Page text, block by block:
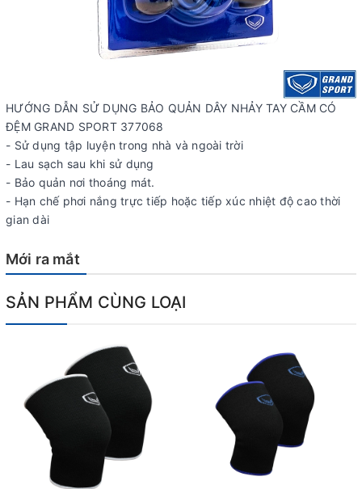
HƯỚNG DẪN SỬ DỤNG BẢO QUẢN DÂY NHẢY TAY CẦM CÓ
ĐỆM GRAND SPORT 377068
- Sử dụng tập luyện trong nhà và ngoài trời
- Lau sạch sau khi sử dụng
- Bảo quản nơi thoáng mát.
- Hạn chế phơi nắng trực tiếp hoặc tiếp xúc nhiệt độ cao thời
gian dài
Mới ra mắt
SẢN PHẨM CÙNG LOẠI